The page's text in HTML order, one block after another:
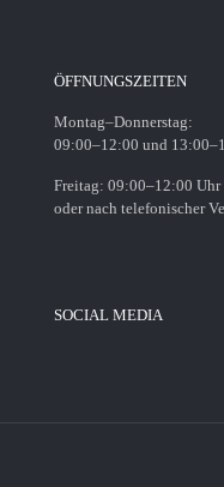
ÖFFNUNGSZEITEN
Montag–Donnerstag:
09:00–12:00 und
Freitag: 09:00–12:00 Uhr
oder nach telefonischer
SOCIAL MEDIA